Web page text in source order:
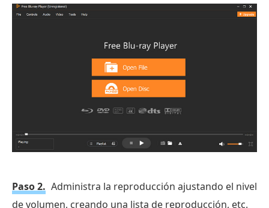
Paso 2. Administra la reproducción ajustando el nivel
de volumen, creando una lista de reproducción, etc.